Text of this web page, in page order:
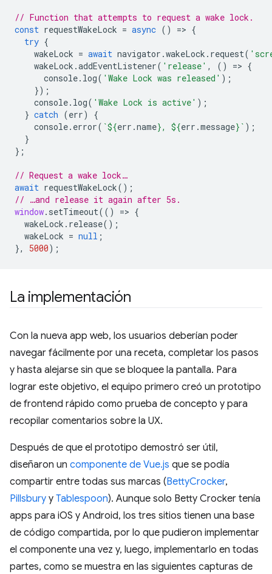
// Function that attempts to request a wake lock.
const requestWakeLock = async () => {
try {
wakeLock = await navigator .wakeLock . request(
wakeLock .addEventListener( 'release' , () => {
console. log( 'Wake Lock was released' );
});
console. log( 'Wake Lock is active' );
} catch (err)
{
console. error( `${err .name}, ${err .message} ` );
}
};
// Request a wake lock…
await requestWakeLock();
// …and release it again after 5s.
window. setTimeout(() => {
wakeLock . release();
wakeLock = null ;
},
5000);
La implementación
Con la nueva app web, los usuarios deberían poder
navegar fácilmente por una receta, completar los pasos
y hasta alejarse sin que se bloquee la pantalla. Para
lograr este objetivo, el equipo primero creó un prototipo
de frontend rápido como prueba de concepto y para
recopilar comentarios sobre la UX.
Después de que el prototipo demostró ser útil,
diseñaron un componente de Vue.js que se podía
compartir entre todas sus marcas (BettyCrocker,
Pillsbury y Tablespoon). Aunque solo Betty Crocker tenía
apps para iOS y Android, los tres sitios tienen una base
de código compartida, por lo que pudieron implementar
el componente una vez y, luego, implementarlo en todas
partes, como se muestra en las siguientes capturas de